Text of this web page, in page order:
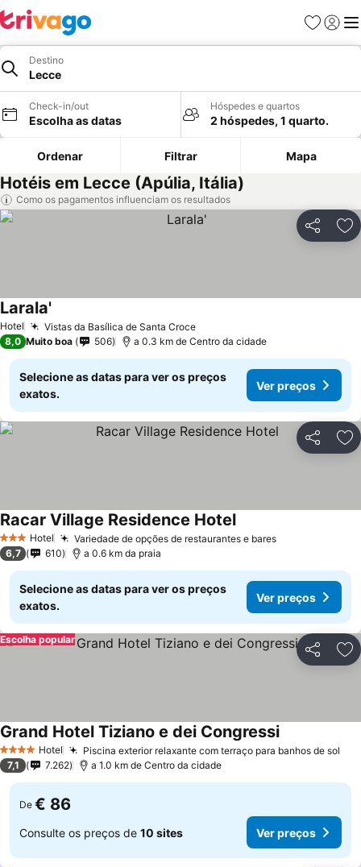
Favoritos
Iniciar
Destino
Lecce
Check-in/out
Escolha as datas
Hóspedes e quartos
2 hóspedes, 1 quarto.
Ordenar Filtrar Mapa
Hotéis em Lecce (Apúlia, Itália)
Como os pagamentos influenciam os resultados
Partilhar
Hotel Vistas da Basílica de Santa Croce
Larala'
8,0 Muito boa 506 a 0.3 km de Centro da cidade
Selecione as datas para ver os preços
exatos.
Ver preços
Partilhar
3 EstrelasHotel Variedade de opções de restaurantes e bares
Racar Village Residence Hotel
6,7 610 a 0.6 km da praia
Selecione as datas para ver os preços
exatos.
Ver preços
Partilhar
Escolha popular
4 EstrelasHotel Piscina exterior relaxante com terraço para banhos de sol
Grand Hotel Tiziano e dei Congressi
7,1 7.262 a 1.0 km de Centro da cidade
De € 86
Consulte os preços de 10 sites Ver preços